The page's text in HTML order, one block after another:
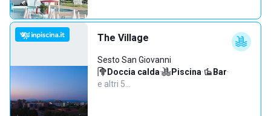
The Village
Sesto San Giovanni
Doccia calda· Piscina· Bar·
e altri 5…